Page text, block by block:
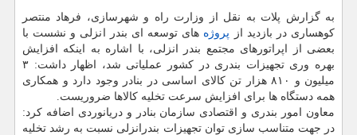
به گزارش پلات به نقل از وزارت راه و شهرسازی، فرهاد منتصر
کوهساری در بازدید از پروژه های توسعه ای بندر انزلی و نشست با
بعضی از اپراتورهای مجتمع بندر انزلی، با اشاره به اینکه افزایش
بهره وری تجهیزات بندری در کشور عملیاتی شد، اظهار داشت: ۳
میلیون و ۸۱۰ هزار تن کالای اساسی در بنادر وجود دارد و همکاری
همه دستگاه ها برای افزایش سرعت تخلیه کالاها ضروریست.
معاون امور بندری و اقتصادی سازمان بنادر و دریانوردی اضافه کرد:
در جهت متناسب سازی توان تجهیزات بندرانزلی نسبت به رشد تخلیه